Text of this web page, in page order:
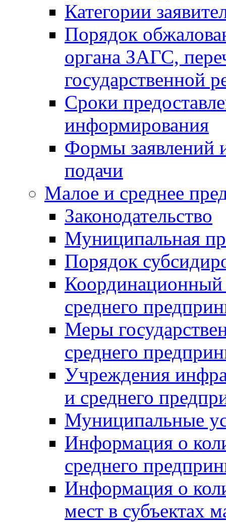
Категории
Порядок
органа ЗАГС,
государственной
Сроки
информирования
Формы заявлений
подачи
Малое и среднее
Законодательство
Муниципальная
Порядок
Координационный
среднего
Меры
среднего
Учреждения
и среднего
Муниципальные
Информация о
среднего
Информация о
мест в субъектах